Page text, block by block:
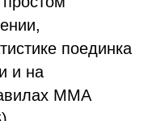
поединка
и на
ММА